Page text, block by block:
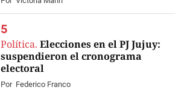
Política. Elecciones en el PJ Jujuy:
suspendieron el cronograma
electoral
Por Federico Franco